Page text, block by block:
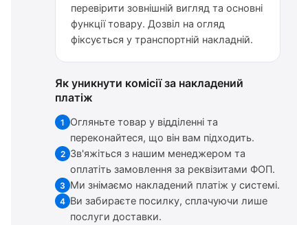
перевірити зовнішній вигляд та основні
функції товару. Дозвіл на огляд
фіксується у транспортній накладній.
Як уникнути комісії за накладений
платіж
1
Огляньте товар у відділенні та
переконайтеся, що він вам підходить.
2 Зв'яжіться з нашим менеджером та
оплатіть замовлення за реквізитами ФОП.
3 Ми знімаємо накладений платіж у системі.
4 Ви забираєте посилку, сплачуючи лише
послуги доставки.